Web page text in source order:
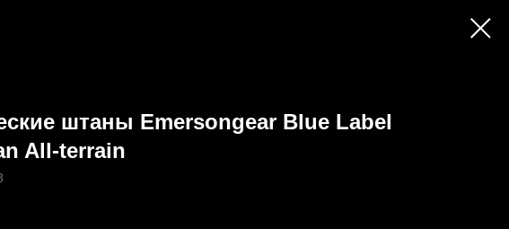
штаны Emersongear Blue Label
All-terrain